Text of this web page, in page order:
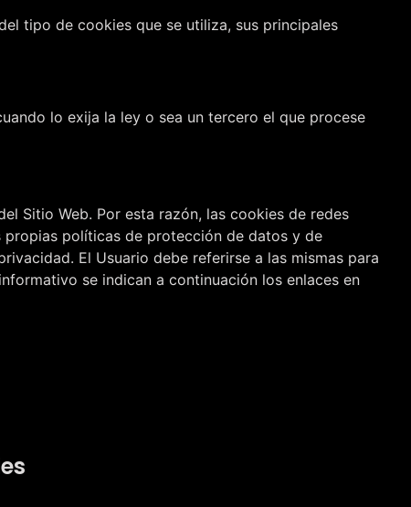
tipo de cookies que se utiliza, sus principales
lo exija la ley o sea un tercero el que procese
Sitio Web. Por esta razón, las cookies de redes
propias políticas de protección de datos y de
El Usuario debe referirse a las mismas para
se indican a continuación los enlaces en